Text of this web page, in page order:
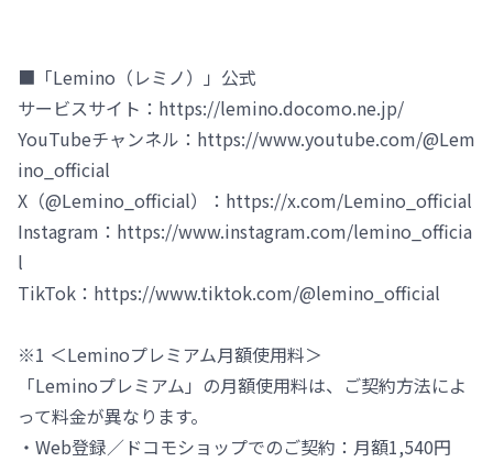
■「Lemino（レミノ）」公式
サービスサイト：https://lemino.docomo.ne.jp/
YouTubeチャンネル：https://www.youtube.com/@Lem
ino_official
X（@Lemino_official）：https://x.com/Lemino_official
Instagram：https://www.instagram.com/lemino_officia
l
TikTok：https://www.tiktok.com/@lemino_official
※1 ＜Leminoプレミアム月額使用料＞
「Leminoプレミアム」の月額使用料は、ご契約方法によ
って料金が異なります。
・Web登録／ドコモショップでのご契約：月額1,540円